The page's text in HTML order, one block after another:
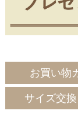
お買い物
サイズ交